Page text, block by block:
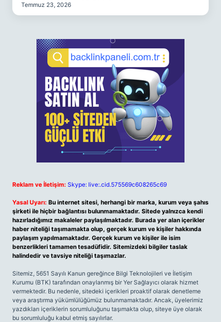
Temmuz 23, 2026
Reklam ve İletişim: Skype: live:.cid.575569c608265c69
Yasal Uyarı: Bu internet sitesi, herhangi bir marka, kurum veya şahıs
şirketi ile hiçbir bağlantısı bulunmamaktadır. Sitede yalnızca kendi
hazırladığımız makaleler paylaşılmaktadır. Burada yer alan içerikler
haber niteliği taşımamakta olup, gerçek kurum ve kişiler hakkında
paylaşım yapılmamaktadır. Gerçek kurum ve kişiler ile isim
benzerlikleri tamamen tesadüfidir. Sitemizdeki bilgiler taslak
halindedir ve tavsiye niteliği taşımazlar.
Sitemiz, 5651 Sayılı Kanun gereğince Bilgi Teknolojileri ve İletişim
Kurumu (BTK) tarafından onaylanmış bir Yer Sağlayıcı olarak hizmet
vermektedir. Bu nedenle, sitedeki içerikleri proaktif olarak denetleme
veya araştırma yükümlülüğümüz bulunmamaktadır. Ancak, üyelerimiz
yazdıkları içeriklerin sorumluluğunu taşımakta olup, siteye üye olarak
bu sorumluluğu kabul etmiş sayılırlar.